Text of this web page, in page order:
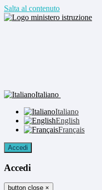
Salta al contenuto
Italiano
Italiano
English
Français
Accedi
Accedi
button close ×